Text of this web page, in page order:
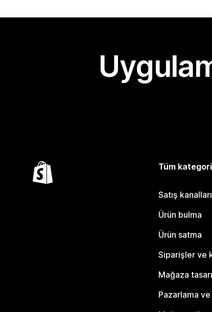
Tüm
Satış kanalları
Ürün bulma
Ürün satma
Siparişler ve
Mağaza
Pazarlama